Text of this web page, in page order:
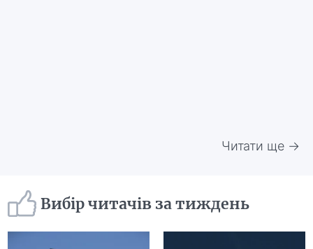
Читати ще →
Вибір читачів за тиждень